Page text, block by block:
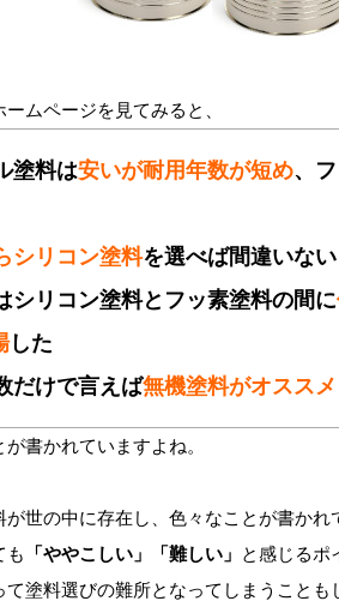
ムページを見てみると、
塗料は安いが耐用年数が短め、
シリコン塗料を選べば間違いない
シリコン塗料とフッ素塗料の間に
した
だけで言えば無機塗料がオススメ
書かれていますよね。
が世の中に存在し、色々なことが書か
も
「ややこしい」「難しい」 と感じるポ
て塗料選びの難所となってしまうこと